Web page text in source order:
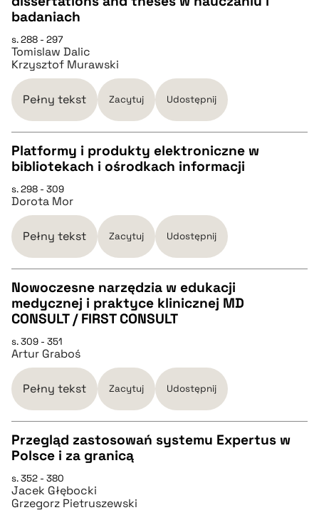
CZYSTY TEKST
pobierz cytat
BIBTEX
badaniach
s. 288 - 297
Tomislaw Dalic
Krzysztof Murawski
Pełny tekst Zacytuj Udostępnij
pobierz cytat
BIBTEX
pobierz cytat
Platformy i produkty elektroniczne w
bibliotekach i ośrodkach informacji
s. 298 - 309
Dorota Mor
Pełny tekst Zacytuj Udostępnij
CZYSTY TEKST
pobierz cytat
BIBTEX
pobierz cytat
Nowoczesne narzędzia w edukacji
medycznej i praktyce klinicznej MD
CONSULT / FIRST CONSULT
s. 309 - 351
Artur Graboś
Pełny tekst Zacytuj Udostępnij
CZYSTY TEKST
pobierz cytat
Przegląd zastosowań systemu Expertus w
Polsce i za granicą
s. 352 - 380
Jacek Głębocki
Grzegorz Pietruszewski